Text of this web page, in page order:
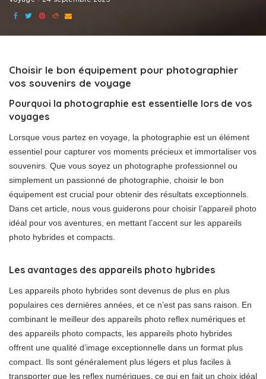
Choisir le bon équipement pour photographier
vos souvenirs de voyage
Pourquoi la photographie est essentielle lors de vos
voyages
Lorsque vous partez en voyage, la photographie est un élément
essentiel pour capturer vos moments précieux et immortaliser vos
souvenirs. Que vous soyez un photographe professionnel ou
simplement un passionné de photographie, choisir le bon
équipement est crucial pour obtenir des résultats exceptionnels.
Dans cet article, nous vous guiderons pour choisir l’appareil photo
idéal pour vos aventures, en mettant l’accent sur les appareils
photo hybrides et compacts.
Les avantages des appareils photo hybrides
Les appareils photo hybrides sont devenus de plus en plus
populaires ces dernières années, et ce n’est pas sans raison. En
combinant le meilleur des appareils photo reflex numériques et
des appareils photo compacts, les appareils photo hybrides
offrent une qualité d’image exceptionnelle dans un format plus
compact. Ils sont généralement plus légers et plus faciles à
transporter que les reflex numériques, ce qui en fait un choix idéal